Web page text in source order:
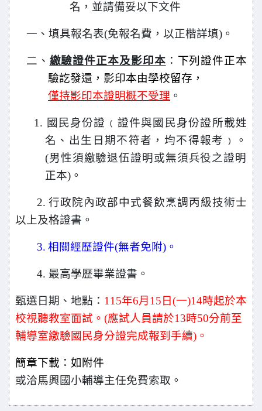
名，並請備妥以下文件
一、填具報名表(免報名費，以正楷詳填)。
二、 繳驗證件正本及影印本 ： 下列證件正本
驗訖發還，影印本由學校留存，
僅持影印本證明概不受理 。
1. 國民身份證﹙證件與國民身份證所載姓
名、出生日期不符者，均不得報考﹚。
(男性須繳驗退伍證明或無須兵役之證明
正本)。
2. 行政院內政部中式餐飲烹調丙級技術士
以上及格證書。
3. 相關經歷證件(無者免附)。
4. 最高學歷畢業證書。
甄選日期、地點： 115年6月15日(一)14時起於本
校視聽教室面試。(應試人員請於13時50分前至
輔導室繳驗國民身分證完成報到手續)。
簡章下載：如附件
或洽馬興國小輔導主任免費索取。